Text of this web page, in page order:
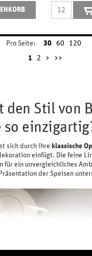
Pro Seite: 30 60 120
1 2 > >>
den Stil von
so
sich durch ihre klassische
einfügt. Die feine
für ein unvergleichliches
der Speisen